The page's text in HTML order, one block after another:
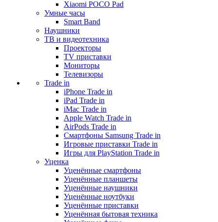
Xiaomi POCO Pad
Умные часы
Smart Band
Наушники
ТВ и видеотехника
Проекторы
TV приставки
Мониторы
Телевизоры
Trade in
iPhone Trade in
iPad Trade in
iMac Trade in
Apple Watch Trade in
AirPods Trade in
Смартфоны Samsung Trade in
Игровые приставки Trade in
Игры для PlayStation Trade in
Уценка
Уценённые смартфоны
Уценённые планшеты
Уценённые наушники
Уценённые ноутбуки
Уценённые приставки
Уценённая бытовая техника